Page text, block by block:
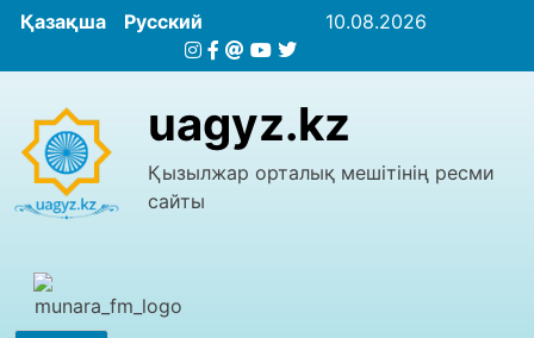
Қазақша Русский 10.08.2026
uagyz.kz
Қызылжар орталық мешітінің ресми
сайты